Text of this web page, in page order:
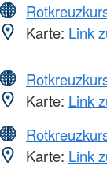
Karte: Link
Karte: Link
Karte: Link